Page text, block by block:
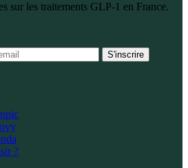
sur les traitements GLP-1 en France.
S'inscrire
?